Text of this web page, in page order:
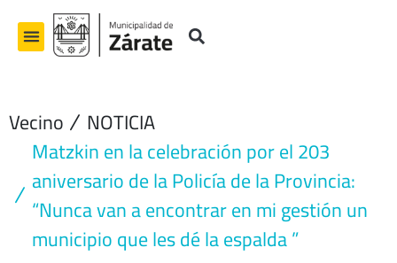
contenido
Vecino NOTICIA
Matzkin en la celebración por el 203
aniversario de la Policía de la Provincia:
“Nunca van a encontrar en mi gestión un
municipio que les dé la espalda ”